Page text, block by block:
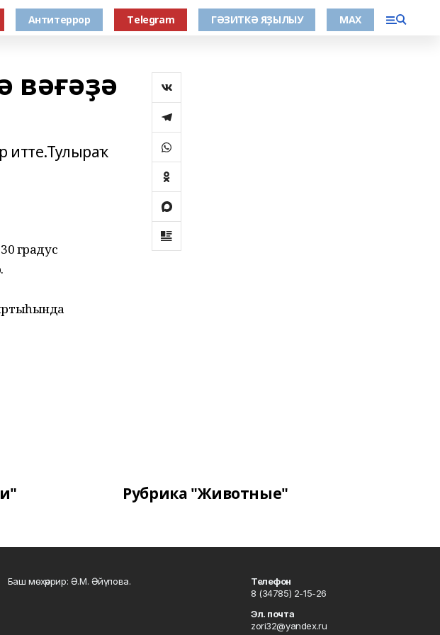
Антитеррор Тelegram ГӘЗИТКӘ ЯҘЫЛЫУ МАХ
вәғәҙә
итте.Тулыраҡ
градус
Рубрика "Животные"
Баш мөхәррир: Ә.М. Әйүпова.
Телефон
8 (34785) 2-15-26
Эл. почта
zori32@yandex.ru